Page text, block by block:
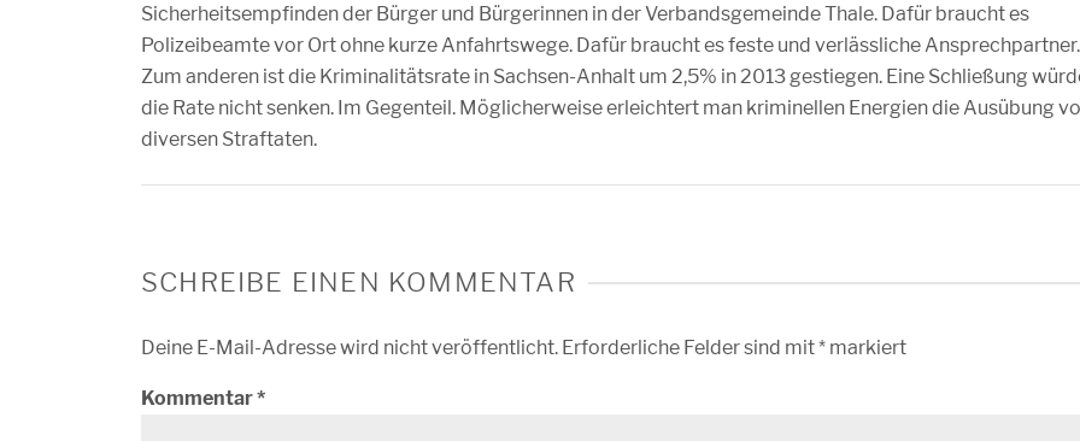
Sicherheitsempfinden der Bürger und Bürgerinnen in der Verbandsgemeinde Thale. Dafür braucht es
Polizeibeamte vor Ort ohne kurze Anfahrtswege. Dafür braucht es feste und verlässliche Ansprechpartner.
Zum anderen ist die Kriminalitätsrate in Sachsen-Anhalt um 2,5% in 2013 gestiegen. Eine Schließung
die Rate nicht senken. Im Gegenteil. Möglicherweise erleichtert man kriminellen Energien die Ausübung
diversen Straftaten.
SCHREIBE EINEN KOMMENTAR
Deine E-Mail-Adresse wird nicht veröffentlicht. Erforderliche Felder sind mit* markiert
Kommentar*